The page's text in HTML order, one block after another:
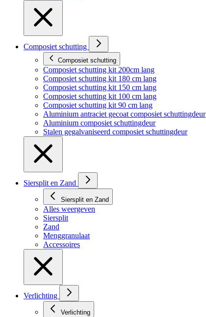
Composiet schutting
Composiet schutting
Composiet schutting kit 200cm lang
Composiet schutting kit 180 cm lang
Composiet schutting kit 150 cm lang
Composiet schutting kit 100 cm lang
Composiet schutting kit 90 cm lang
Aluminium antraciet gecoat composiet schuttingdeur
Aluminium composiet schuttingdeur
Stalen gegalvaniseerd composiet schuttingdeur
Siersplit en Zand
Siersplit en Zand
Alles weergeven
Siersplit
Zand
Menggranulaat
Accessoires
Verlichting
Verlichting